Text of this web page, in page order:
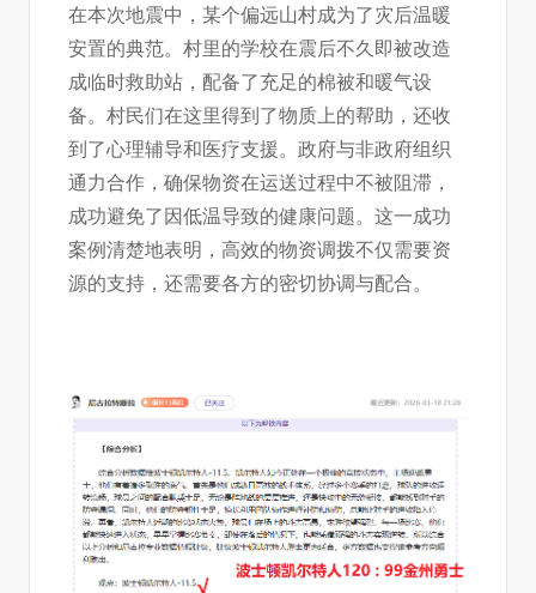
在本次地震中，某个偏远山村成为了灾后温暖
安置的典范。村里的学校在震后不久即被改造
成临时救助站，配备了充足的棉被和暖气设
备。村民们在这里得到了物质上的帮助，还收
到了心理辅导和医疗支援。政府与非政府组织
通力合作，确保物资在运送过程中不被阻滞，
成功避免了因低温导致的健康问题。这一成功
案例清楚地表明，高效的物资调拨不仅需要资
源的支持，还需要各方的密切协调与配合。